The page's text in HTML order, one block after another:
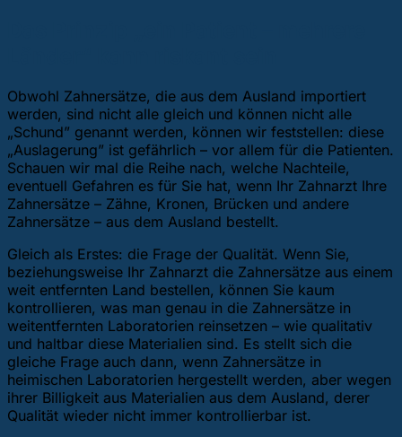
Obwohl Zahnersätze, die aus dem Ausland importiert
werden, sind nicht alle gleich und können nicht alle
„Schund” genannt werden, können wir feststellen: diese
„Auslagerung” ist gefährlich – vor allem für die Patienten.
Schauen wir mal die Reihe nach, welche Nachteile,
eventuell Gefahren es für Sie hat, wenn Ihr Zahnarzt Ihre
Zahnersätze – Zähne, Kronen, Brücken und andere
Zahnersätze – aus dem Ausland bestellt.
Gleich als Erstes: die Frage der Qualität. Wenn Sie,
beziehungsweise Ihr Zahnarzt die Zahnersätze aus einem
weit entfernten Land bestellen, können Sie kaum
kontrollieren, was man genau in die Zahnersätze in
weitentfernten Laboratorien reinsetzen – wie qualitativ
und haltbar diese Materialien sind. Es stellt sich die
gleiche Frage auch dann, wenn Zahnersätze in
heimischen Laboratorien hergestellt werden, aber wegen
ihrer Billigkeit aus Materialien aus dem Ausland, derer
Qualität wieder nicht immer kontrollierbar ist.